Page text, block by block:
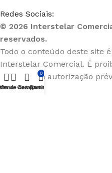
Redes Sociais:
© 2026 Interstelar
reservados.
Todo o conteúdo deste site
Interstelar Comercial. É
parcial sem autorização
de desejos
Comparar
0
Carrinho